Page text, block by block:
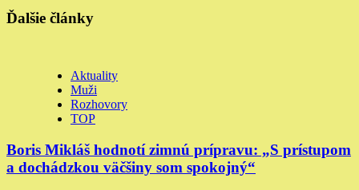
Ďalšie články
Aktuality
Muži
Rozhovory
TOP
Boris Mikláš hodnotí zimnú prípravu: „S prístupom
a dochádzkou väčšiny som spokojný“